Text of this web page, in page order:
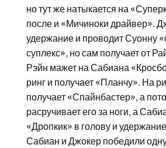
но тут же натыкается на
после и «Мичиноки драйвер».
удержание и проводит Суонну
суплекс», но сам получает от
Рэйн мажет на Сабиана
ринг и получает «Планчу». На
получает «Спайнбастер», а
расручивает его за ноги, а
«Дропкик» в голову и
Сабиан и Джокер победили